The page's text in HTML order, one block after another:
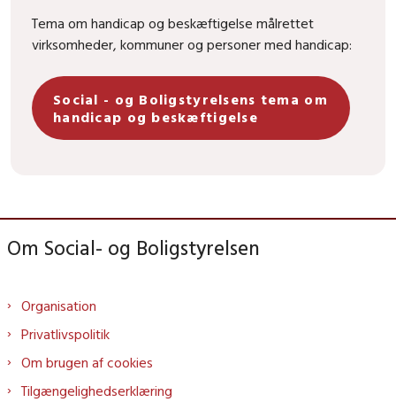
Tema om handicap og beskæftigelse målrettet
virksomheder, kommuner og personer med handicap:
Social - og Boligstyrelsens tema om
handicap og beskæftigelse
Om Social- og Boligstyrelsen
Organisation
Privatlivspolitik
Om brugen af cookies
Tilgængelighedserklæring